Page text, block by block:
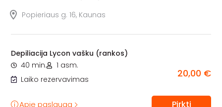
Popieriaus g. 16, Kaunas
Depiliacija Lycon vašku (rankos)
40 min.
1 asm.
Laiko rezervavimas
20,00 €
Apie paslaugą Pirkti